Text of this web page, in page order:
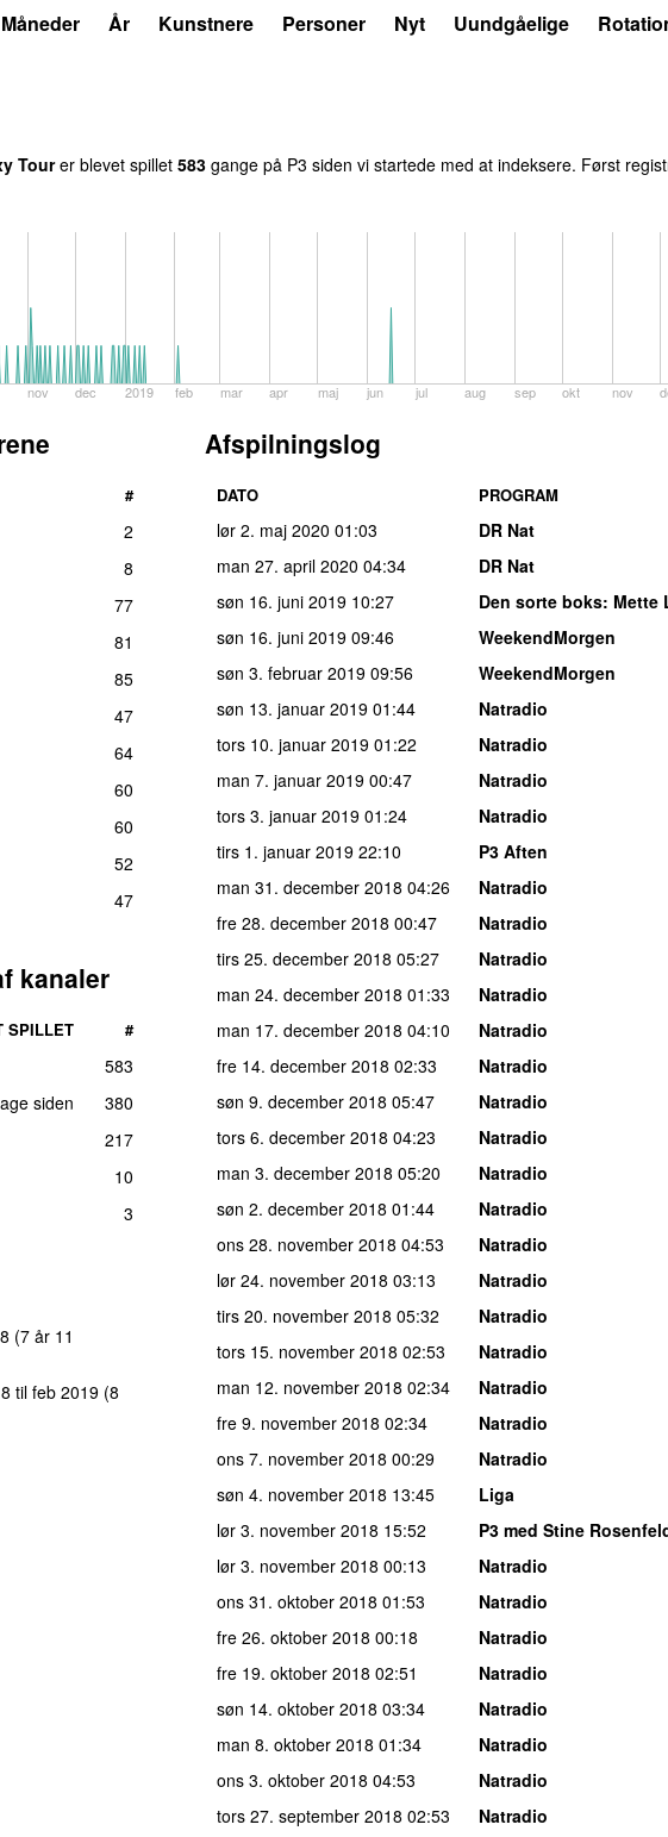
Måneder År Kunstnere Personer Nyt Uundgåelige
Tourer blevet spillet 583 gange på P3 siden vi startede med at indeksere. Først
nov dec 2019 feb mar apr maj jun jul aug sep okt nov
#
2
8
77
81
85
47
64
60
60
52
47
kanaler
SPILLET #
583
siden
380
217
10
3
(7 år 11
til feb 2019 (8
Afspilningslog
DATO PROGRAM
lør 2. maj 2020 01:03
DR Nat
man 27. april 2020 04:34
DR Nat
søn 16. juni 2019 10:27 Den sorte boks: Mette
søn 16. juni 2019 09:46
WeekendMorgen
søn 3. februar 2019 09:56
WeekendMorgen
søn 13. januar 2019 01:44
Natradio
tors 10. januar 2019 01:22
Natradio
man 7. januar 2019 00:47
Natradio
tors 3. januar 2019 01:24
Natradio
tirs 1. januar 2019 22:10
P3 Aften
man 31. december 2018 04:26
Natradio
fre 28. december 2018 00:47
Natradio
tirs 25. december 2018 05:27
Natradio
man 24. december 2018 01:33
Natradio
man 17. december 2018 04:10
Natradio
fre 14. december 2018 02:33
Natradio
søn 9. december 2018 05:47
Natradio
tors 6. december 2018 04:23
Natradio
man 3. december 2018 05:20
Natradio
søn 2. december 2018 01:44
Natradio
ons 28. november 2018 04:53
Natradio
lør 24. november 2018 03:13
Natradio
tirs 20. november 2018 05:32
Natradio
tors 15. november 2018 02:53
Natradio
man 12. november 2018 02:34
Natradio
fre 9. november 2018 02:34
Natradio
ons 7. november 2018 00:29
Natradio
søn 4. november 2018 13:45
Liga
lør 3. november 2018 15:52
P3 med Stine
lør 3. november 2018 00:13
Natradio
ons 31. oktober 2018 01:53
Natradio
fre 26. oktober 2018 00:18
Natradio
fre 19. oktober 2018 02:51
Natradio
søn 14. oktober 2018 03:34
Natradio
man 8. oktober 2018 01:34
Natradio
ons 3. oktober 2018 04:53
Natradio
tors 27. september 2018 02:53
Natradio